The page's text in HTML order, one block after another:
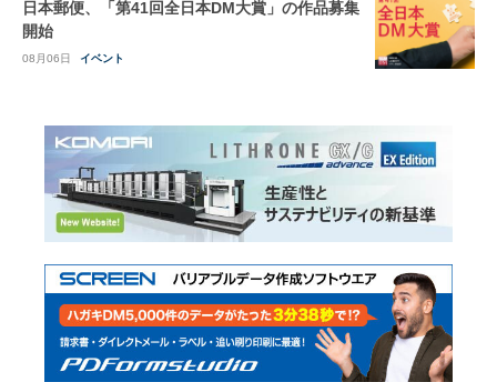
日本郵便、「第41回全日本DM大賞」の作品募集
開始
08月06日 イベント